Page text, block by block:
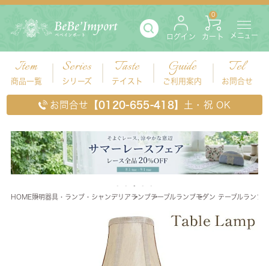
ログイン カート
0
メニュー
Item
商品一覧
Series
シリーズ
Taste
テイスト
Guide
ご利用案内
Tel
お問合せ
お問合せ 【0120-655-418】 土・祝 OK
HOME照明器具・ランプ・シャンデリアランプテーブルランプモダン テーブルランプ